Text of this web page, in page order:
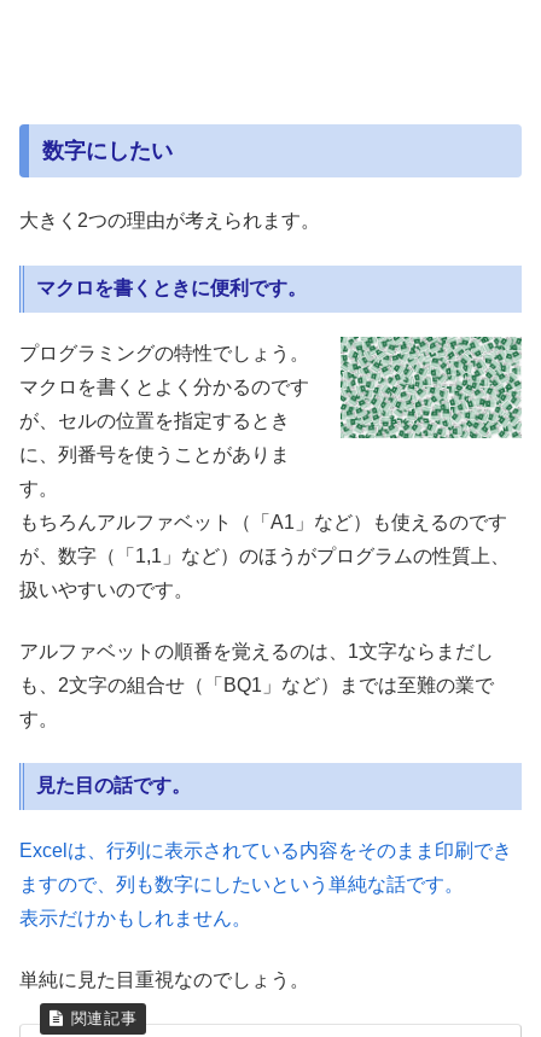
数字にしたい
大きく2つの理由が考えられます。
マクロを書くときに便利です。
プログラミングの特性でしょう。
マクロを書くとよく分かるのです
が、セルの位置を指定するとき
に、列番号を使うことがありま
す。
もちろんアルファベット（「A1」など）も使えるのです
が、数字（「1,1」など）のほうがプログラムの性質上、
扱いやすいのです。
アルファベットの順番を覚えるのは、1文字ならまだし
も、2文字の組合せ（「BQ1」など）までは至難の業で
す。
見た目の話です。
Excelは、行列に表示されている内容をそのまま印刷でき
ますので、列も数字にしたいという単純な話です。
表示だけかもしれません。
単純に見た目重視なのでしょう。